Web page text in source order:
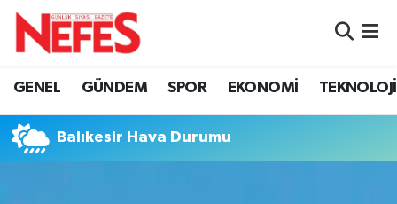
GENEL GÜNDEM SPOR EKONOMİ TEKNOLOJİ
Balıkesir Hava Durumu
Hava Durumu
Namaz Vakitleri